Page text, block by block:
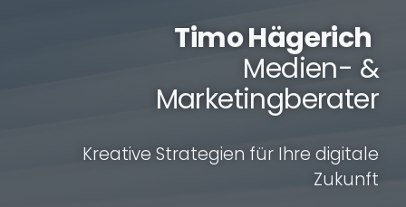
Timo Hägerich
Medien- &
Marketingberater
Kreative Strategien für Ihre digitale
Zukunft